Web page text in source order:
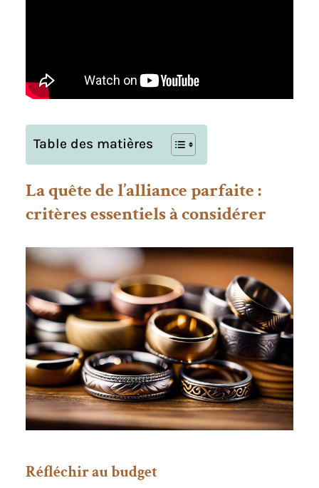
Table des matières
La quête de l’alliance parfaite :
critères essentiels à considérer
Réfléchir au budget